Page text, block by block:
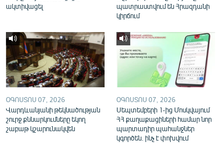
ակտիվացել
պատրաստվում են Հրազդանի
կիրճում
ՕԳՈՍՏՈՍ 07, 2026
Վարդևանյանի թեկնածության
շուրջ քննարկումները եկող
շաբաթ կշարունակվեն
ՕԳՈՍՏՈՍ 07, 2026
Սեպտեմբերի 1-ից Մոսկվայում
ՀՀ քաղաքացիների համար նոր
պարտադիր պահանջներ
կգործեն. ինչ է փոխվում